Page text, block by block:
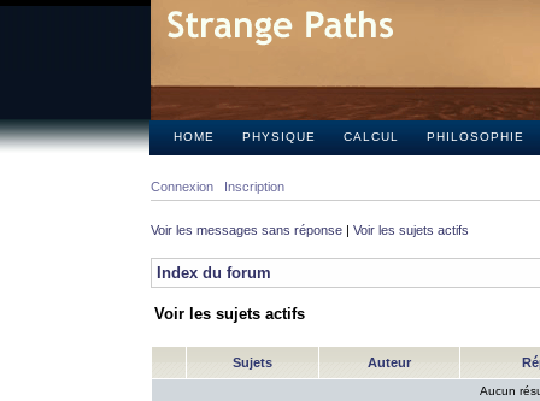
HOME PHYSIQUE CALCUL PHILOSOPHIE
Connexion Inscription
Voir les messages sans réponse | Voir les sujets actifs
Index du forum
Voir les sujets actifs
Sujets Auteur
Aucun